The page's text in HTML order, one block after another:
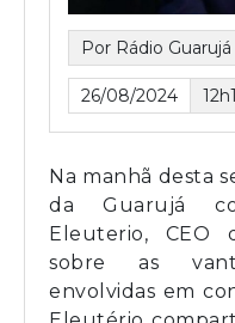
Por Rádio Guarujá
26/08/2024
Na manhã desta
da Guarujá
Eleuterio, CEO
sobre as
envolvidas em